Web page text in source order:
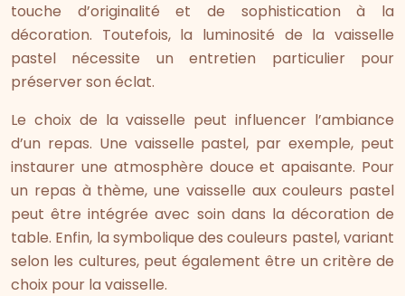
touche d’originalité et de sophistication à la
décoration. Toutefois, la luminosité de la vaisselle
pastel nécessite un entretien particulier pour
préserver son éclat.
Le choix de la vaisselle peut influencer l’ambiance
d’un repas. Une vaisselle pastel, par exemple, peut
instaurer une atmosphère douce et apaisante. Pour
un repas à thème, une vaisselle aux couleurs pastel
peut être intégrée avec soin dans la décoration de
table. Enfin, la symbolique des couleurs pastel, variant
selon les cultures, peut également être un critère de
choix pour la vaisselle.